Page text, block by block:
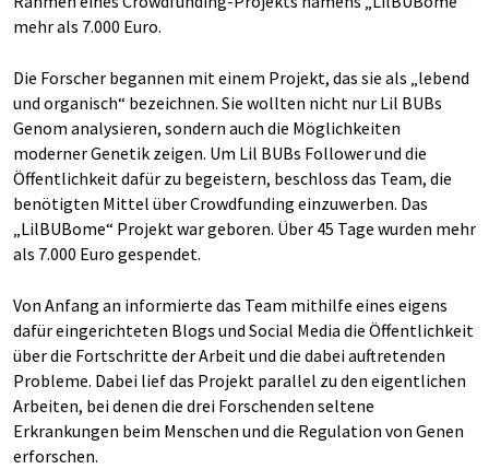
mehr als 7.000 Euro.
Die Forscher begannen mit einem Projekt, das sie als „lebend
und organisch“ bezeichnen. Sie wollten nicht nur Lil BUBs
Genom analysieren, sondern auch die Möglichkeiten
moderner Genetik zeigen. Um Lil BUBs Follower und die
Öffentlichkeit dafür zu begeistern, beschloss das Team, die
benötigten Mittel über Crowdfunding einzuwerben. Das
„LilBUBome“ Projekt war geboren. Über 45 Tage wurden mehr
als 7.000 Euro gespendet.
Von Anfang an informierte das Team mithilfe eines eigens
dafür eingerichteten Blogs und Social Media die Öffentlichkeit
über die Fortschritte der Arbeit und die dabei auftretenden
Probleme. Dabei lief das Projekt parallel zu den eigentlichen
Arbeiten, bei denen die drei Forschenden seltene
Erkrankungen beim Menschen und die Regulation von Genen
erforschen.